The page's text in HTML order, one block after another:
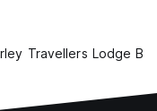
Travellers Lodge